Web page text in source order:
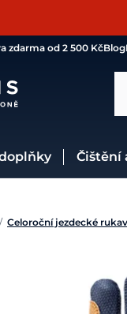
zdarma od 2 500 KčBlog
doplňky
/ Celoroční jezdecké